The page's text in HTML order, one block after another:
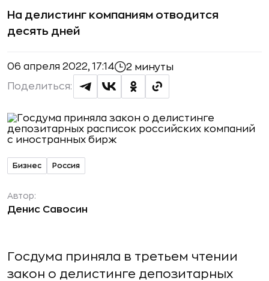
На делистинг компаниям отводится
десять дней
06 апреля 2022, 17:14 2 минуты
Поделиться:
Бизнес Россия
Автор:
Денис Савосин
Госдума приняла в третьем чтении
закон о делистинге депозитарных